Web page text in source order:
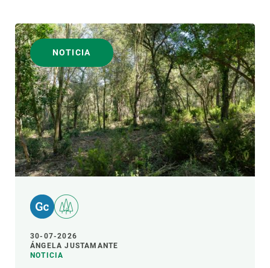
NOTICIA
30-07-2026
ÁNGELA JUSTAMANTE
NOTICIA